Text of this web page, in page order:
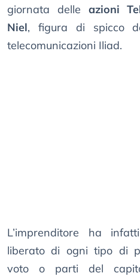
giornata delle azioni
Niel, figura di spicco
telecomunicazioni Iliad.
L’imprenditore ha
liberato di ogni tipo di
voto o parti del